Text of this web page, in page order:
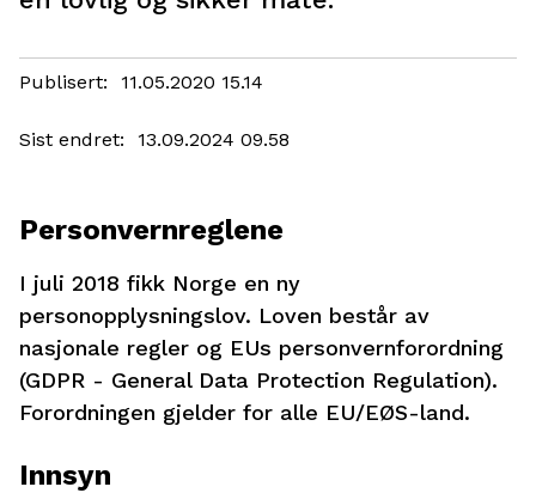
Publisert 11.05.2020 15.14
Sist endret 13.09.2024 09.58
Personvernreglene
I juli 2018 fikk Norge en ny
personopplysningslov. Loven består av
nasjonale regler og EUs personvernforordning
(GDPR - General Data Protection Regulation).
Forordningen gjelder for alle EU/EØS-land.
Innsyn